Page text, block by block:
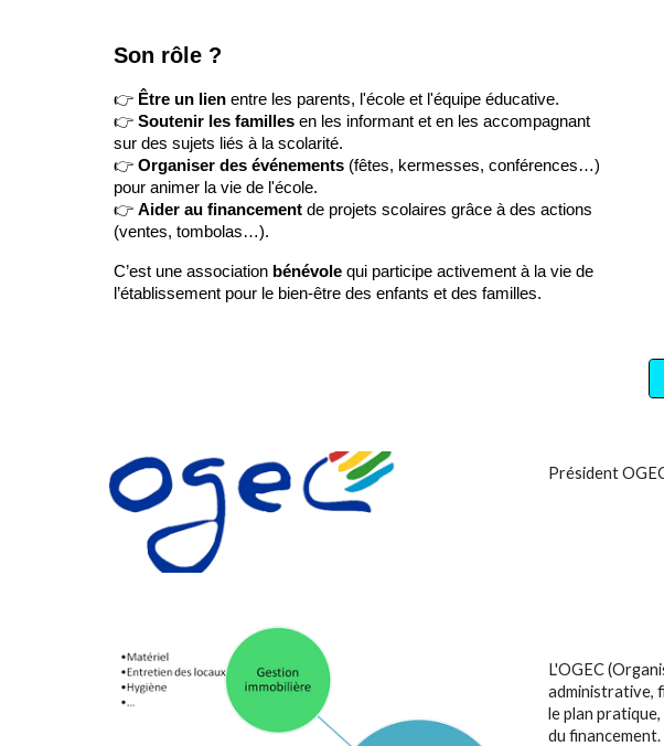
Son rôle ?
👉 Être un lienentre les parents, l'école et l'équipe éducative.
👉 Soutenir les famillesen les informant et en les accompagnant
sur des sujets liés à la scolarité.
👉 Organiser des événements(fêtes, kermesses, conférences…)
pour animer la vie de l'école.
👉 Aider au financementde projets scolaires grâce à des actions
(ventes, tombolas…).
C’est une association bénévolequi participe activement à la vie de
l’établissement pour le bien-être des enfants et des familles.
Président
L'OGEC
administrative,
le plan
du